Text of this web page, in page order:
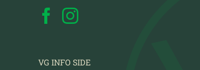
VG INFO SIDE